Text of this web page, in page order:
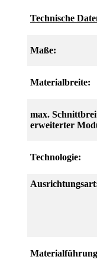
Technische
Maße:
Materialbreite:
max.
erweiterter
Technologie: